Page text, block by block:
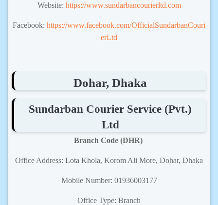
Website: https://www.sundarbancourierltd.com
Facebook: https://www.facebook.com/OfficialSundarbanCouri
erLtd
Dohar, Dhaka
Sundarban Courier Service (Pvt.)
Ltd
Branch Code (DHR)
Office Address: Lota Khola, Korom Ali More, Dohar, Dhaka
Mobile Number: 01936003177
Office Type: Branch